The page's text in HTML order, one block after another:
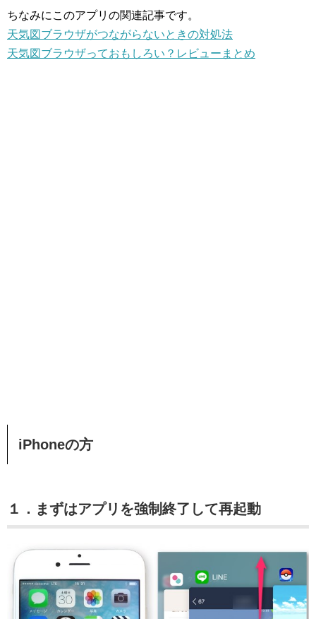
ちなみにこのアプリの関連記事です。
天気図ブラウザがつながらないときの対処法
天気図ブラウザっておもしろい？レビューまとめ
iPhoneの方
１．まずはアプリを強制終了して再起動